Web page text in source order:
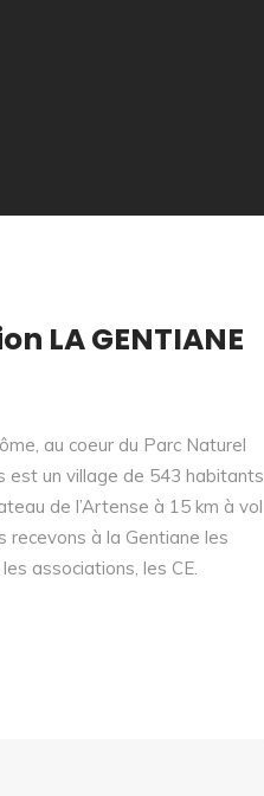
LA GENTIANE
au coeur du Parc Naturel
est un village de 543 habitants.
de l’Artense à 15 km à vol
recevons à la Gentiane les
associations, les CE.